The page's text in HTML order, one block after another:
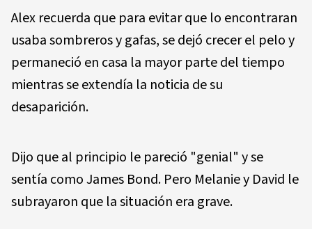
Alex recuerda que para evitar que lo encontraran
usaba sombreros y gafas, se dejó crecer el pelo y
permaneció en casa la mayor parte del tiempo
mientras se extendía la noticia de su
desaparición.
Dijo que al principio le pareció "genial" y se
sentía como James Bond. Pero Melanie y David le
subrayaron que la situación era grave.